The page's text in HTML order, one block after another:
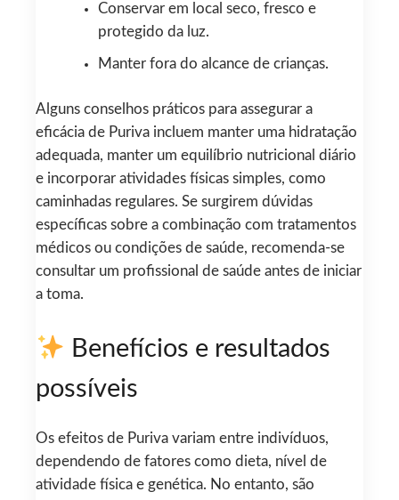
Conservar em local seco, fresco e
protegido da luz.
Manter fora do alcance de crianças.
Alguns conselhos práticos para assegurar a
eficácia de Puriva incluem manter uma hidratação
adequada, manter um equilíbrio nutricional diário
e incorporar atividades físicas simples, como
caminhadas regulares. Se surgirem dúvidas
específicas sobre a combinação com tratamentos
médicos ou condições de saúde, recomenda-se
consultar um profissional de saúde antes de iniciar
a toma.
Benefícios e resultados
possíveis
Os efeitos de Puriva variam entre indivíduos,
dependendo de fatores como dieta, nível de
atividade física e genética. No entanto, são